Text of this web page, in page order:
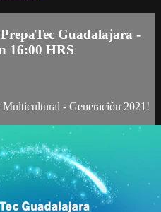
Guadalajara -
16:00 HRS
Multicultural - Generación 2021!